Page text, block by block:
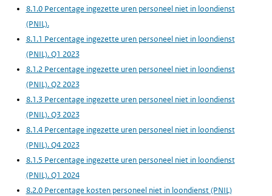
8.1.0 Percentage ingezette uren personeel niet in loondienst
(PNIL).
8.1.1 Percentage ingezette uren personeel niet in loondienst
(PNIL). Q1 2023
8.1.2 Percentage ingezette uren personeel niet in loondienst
(PNIL). Q2 2023
8.1.3 Percentage ingezette uren personeel niet in loondienst
(PNIL). Q3 2023
8.1.4 Percentage ingezette uren personeel niet in loondienst
(PNIL). Q4 2023
8.1.5 Percentage ingezette uren personeel niet in loondienst
(PNIL). Q1 2024
8.2.0 Percentage kosten personeel niet in loondienst (PNIL)